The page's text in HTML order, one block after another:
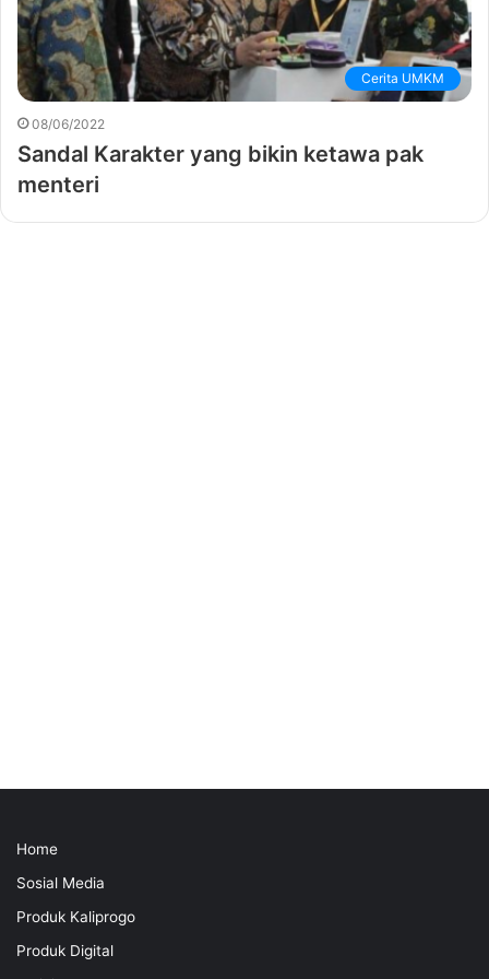
Cerita UMKM
08/06/2022
Sandal Karakter yang bikin ketawa pak
menteri
Home
Sosial Media
Produk Kaliprogo
Produk Digital